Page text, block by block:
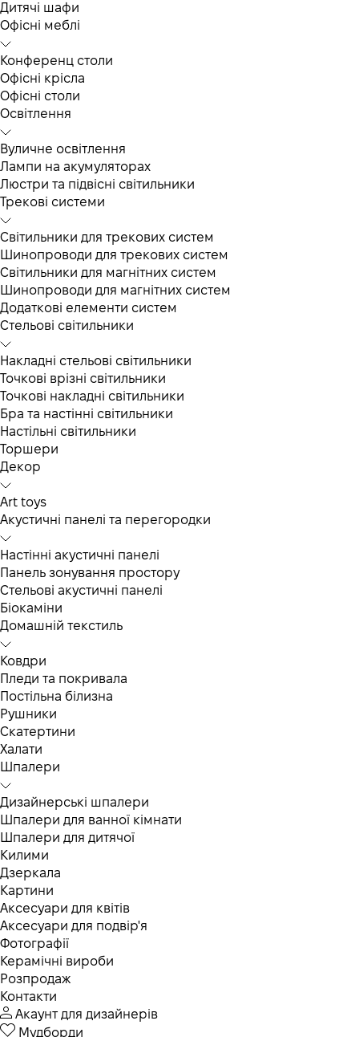
Дитячі шафи
Офісні меблі
Конференц столи
Офісні крісла
Офісні столи
Освітлення
Вуличне освітлення
Лампи на акумуляторах
Люстри та підвісні світильники
Трекові системи
Світильники для трекових систем
Шинопроводи для трекових систем
Світильники для магнітних систем
Шинопроводи для магнітних систем
Додаткові елементи систем
Cтельові світильники
Накладні стельові світильники
Точкові врізні світильники
Точкові накладні світильники
Бра та настінні світильники
Настільні світильники
Торшери
Декор
Art toys
Акустичні панелі та перегородки
Настінні акустичні панелі
Панель зонування простору
Стельові акустичні панелі
Біокаміни
Домашній текстиль
Ковдри
Пледи та покривала
Постільна білизна
Рушники
Скатертини
Халати
Шпалери
Дизайнерські шпалери
Шпалери для ванної кімнати
Шпалери для дитячої
Килими
Дзеркала
Картини
Аксесуари для квітів
Аксесуари для подвір'я
Фотографії
Керамічні вироби
Розпродаж
Контакти
Акаунт для дизайнерів
Мудборди